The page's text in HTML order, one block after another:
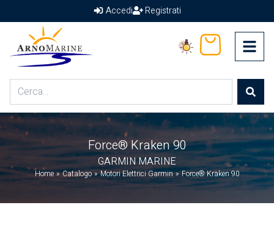
Accedi Registrati
Home
Shop
Chi Siamo
Termini & Condizioni
Contatti
Carrello
Force® Kraken 90
GARMIN MARINE
Home » Catalogo » Motori Elettrici Garmin » Force® Kraken 90